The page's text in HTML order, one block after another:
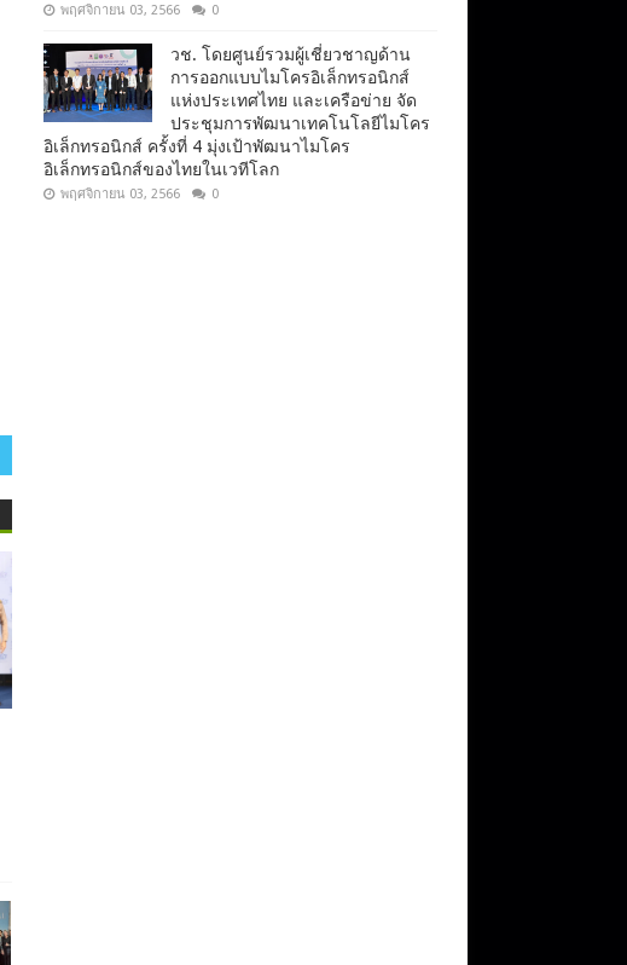
พฤศจิกายน 03, 2566 0
วช. โดยศูนย์รวมผู้เชี่ยวชาญด้าน
การออกแบบไมโครอิเล็กทรอนิกส์
แห่งประเทศไทย และเครือข่าย จัด
ประชุมการพัฒนาเทคโนโลยีไมโคร
อิเล็กทรอนิกส์ ครั้งที่ 4 มุ่งเป้าพัฒนาไมโคร
อิเล็กทรอนิกส์ของไทยในเวทีโลก
พฤศจิกายน 03, 2566 0